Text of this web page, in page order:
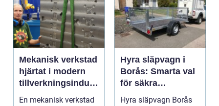
Mekanisk verkstad
hjärtat i modern
tillverkningsindust
ri
En mekanisk verkstad
Hyra släpvagn i
Borås: Smarta val
för säkra
transporter
Hyra släpvagn Borås